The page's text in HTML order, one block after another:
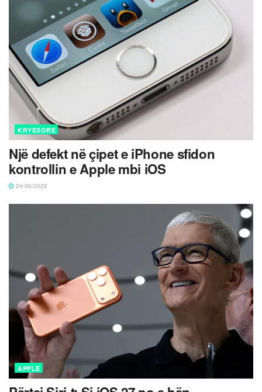
KRYESORE
Një defekt në çipet e iPhone sfidon
kontrollin e Apple mbi iOS
24/06/2026
APPLE